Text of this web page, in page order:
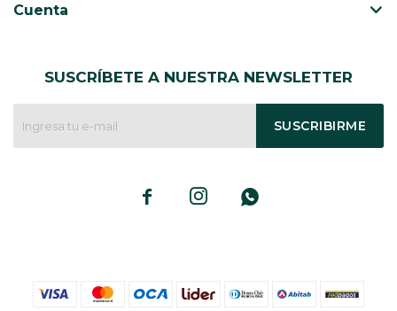
SUSCRÍBETE A NUESTRA NEWSLETTER
SUSCRIBIRME
  
Cuenta